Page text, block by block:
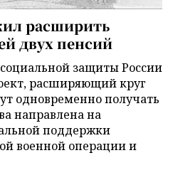
расширить
двух пенсий
защиты России
расширяющий круг
одновременно получать
направлена на
поддержки
военной операции и